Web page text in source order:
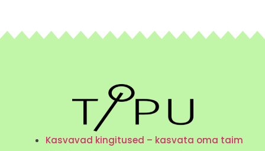
Kasvavad kingitused – kasvata oma taim